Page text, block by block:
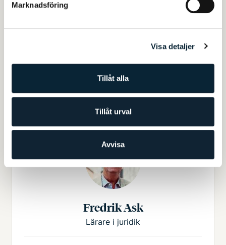
Marknadsföring
Visa detaljer
Tillåt alla
Tillåt urval
Avvisa
Cecilia Arvidson Schnoor
Lärare i företagsekonomi
cecilia.arvidson.schnoor@jenseneducation.se
Fredrik Ask
Lärare i juridik